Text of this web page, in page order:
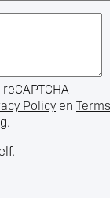
Policy en Terms